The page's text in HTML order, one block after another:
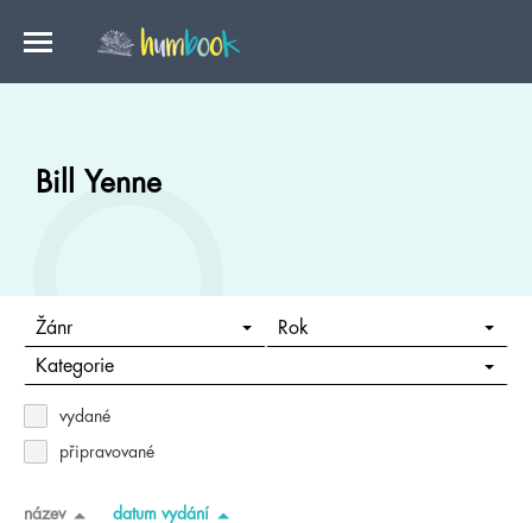
Bill Yenne
Žánr Rok
Kategorie
vydané
připravované
název datum vydání